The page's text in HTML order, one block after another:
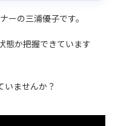
ーの三浦優子です。
態か把握できています
いませんか？